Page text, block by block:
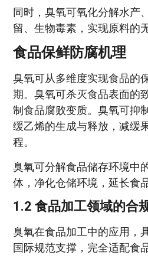
同时，臭氧可氧化分解水产
留、生物毒素，实现原料的
食品保鲜防腐机理
臭氧可从多维度实现食品的
期。臭氧可杀灭食品表面的
制食品腐败变质。臭氧可抑
缓乙烯的生成与释放，减缓
程。
臭氧可分解食品储存环境中
体，净化仓储环境，延长食
1.2 食品加工领域的合
臭氧在食品加工中的应用，
国际规范支撑，完全适配食